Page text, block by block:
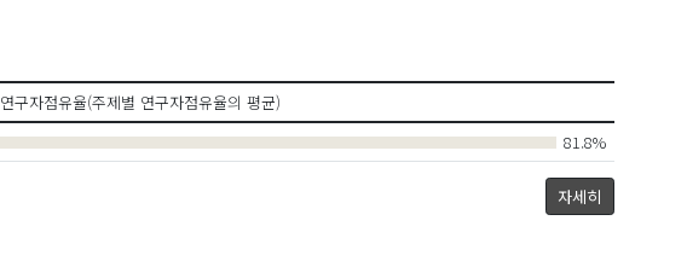
연구자점유율(주제별 연구자점유율의 평균)
81.8%
자세히